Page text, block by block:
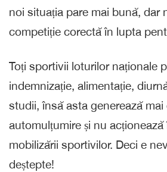
noi situația pare mai bună, dar
competiție corectă în lupta
Toți sportivii loturilor naționale
indemnizație, alimentație,
studii, însă asta generează mai
automulțumire și nu
mobilizării sportivilor. Deci e
deștepte!